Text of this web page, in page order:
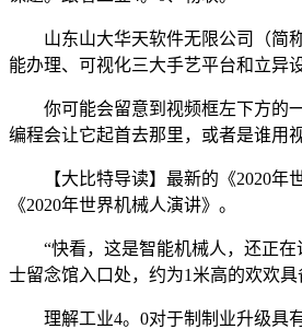
山东山大华天软件无限公司（简称
能办理、可视化三大手艺平台和立异设
你可能会留意到视频框左下方的一
编程会让它起首去那里，或者是谁用
【大比特导读】最新的《2020年世
《2020年世界机械人演讲》。
“快看，这是智能机械人，还正在
士留念馆入口处，约为1米高的欢欢
理解工业4。0对于制制业升级具有